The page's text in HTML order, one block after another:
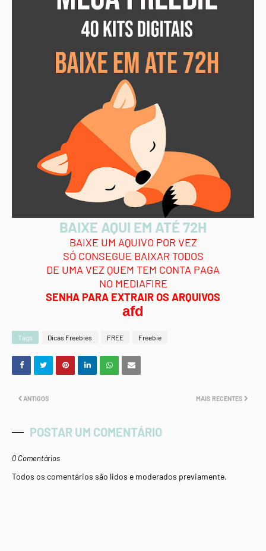
BAIXE AQUI EM ATÉ 72H
BAIXE UM AQUIVO POR VEZ
SÓ CONSEGUE BAIXAR TODOS
DE UMA VEZ QUEM TEM CONTA PAGA
NO MEDIAFIRE
SENHA PARA EXTRAIR OS ARQUIVOS
afd
Tags Dicas Freebies FREE Freebie
MAIS RECENTES
ANTIGOS
POSTAR UM COMENTÁRIO
0 Comentários
Todos os comentários são lidos e moderados previamente.